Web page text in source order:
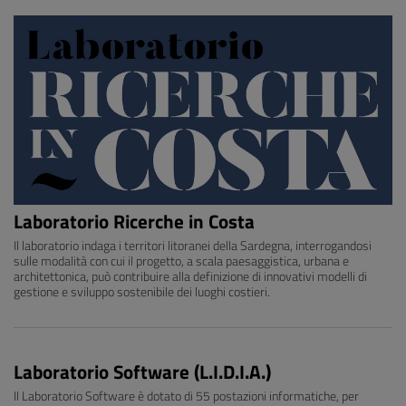
Laboratorio Ricerche in Costa
Il laboratorio indaga i territori litoranei della Sardegna, interrogandosi
sulle modalità con cui il progetto, a scala paesaggistica, urbana e
architettonica, può contribuire alla definizione di innovativi modelli di
gestione e sviluppo sostenibile dei luoghi costieri.
Laboratorio Software (L.I.D.I.A.)
Il Laboratorio Software è dotato di 55 postazioni informatiche, per